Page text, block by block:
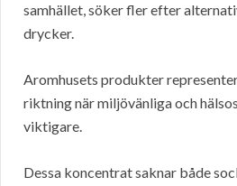
samhället, söker fler efter
drycker.
Aromhusets produkter
riktning när miljövänliga och
viktigare.
Dessa koncentrat saknar både